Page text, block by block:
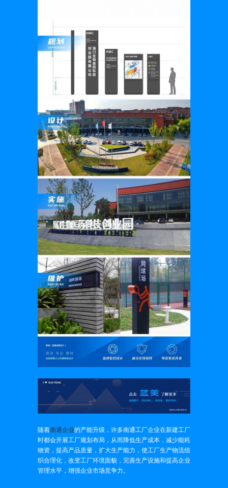
随着南通企业的产能升级，许多南通工厂企业在新建工厂
时都会开展工厂规划布局，从而降低生产成本，减少能耗
物资，提高产品质量，扩大生产能力，使工厂生产物流组
织合理化，改变工厂环境面貌，完善生产设施和提高企业
管理水平，增强企业市场竞争力。